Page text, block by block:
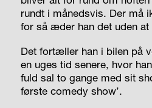
rundt i månedsvis. Der må
for så æder han det uden at
Det fortæller han i bilen på
en uges tid senere, hvor
fuld sal to gange med sit
første comedy show’.